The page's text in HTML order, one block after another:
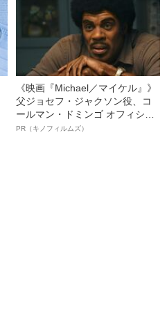
《映画『Michael／マイケル』》
父ジョセフ・ジャクソン役、コ
ールマン・ドミンゴ オフィシャ
ルインタビュー“観客を魅了した
PR（キノフィルムズ）